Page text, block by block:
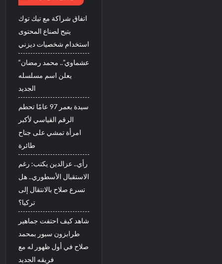
اتفاق شراكة مع تيك توك
يتيح لصناع المحتوى
استخدام شخصيات ديزني
“عشماوي”.. محمد رمضان
يعلن اسم مسلسله
الجديد
سيدة بعمر 97 عامًا تحطم
الرقم القياسي لأكبر
امرأة تمشي على جناح
طائرة
رأي.. عزالدين يكتب: رغم
الاستقبال الأسطوري.. هل
تسرع صلاح بالانتقال إلى
تركيا؟
شاهد كيف احتفت جماهير
طرابزون سبور بمحمد
صلاح في أول ظهور له مع
فريقه الجديد